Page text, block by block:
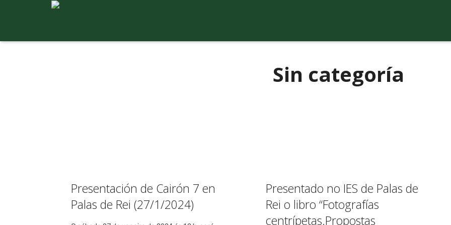
Sin categoría
Presentación de Cairón 7 en
Palas de Rei (27/1/2024)
Presentado no IES de Palas de
Rei o libro “Fotografías
centrípetas.Propostas